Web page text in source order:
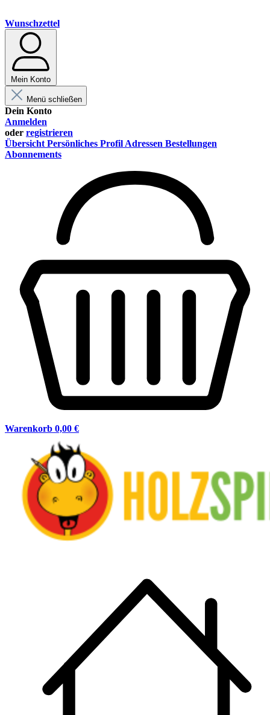
Wunschzettel
Mein Konto
Menü schließen
Dein Konto
Anmelden
oder registrieren
Übersicht Persönliches Profil Adressen Bestellungen
Abonnements
Warenkorb 0,00 €